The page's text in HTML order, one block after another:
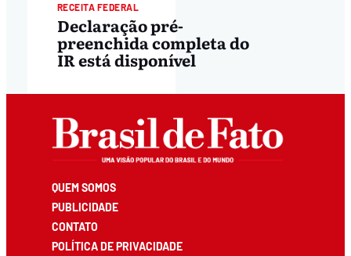
RECEITA FEDERAL
Declaração pré-
preenchida completa do
IR está disponível
QUEM SOMOS
PUBLICIDADE
CONTATO
POLÍTICA DE PRIVACIDADE